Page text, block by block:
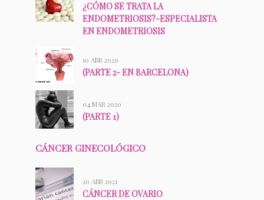
¿CÓMO SE TRATA LA
ENDOMETRIOSIS?-ESPECIALISTA
EN ENDOMETRIOSIS
10 ABR 2020
(PARTE 2- EN BARCELONA)
04 MAR 2020
(PARTE 1)
CÁNCER GINECOLÓGICO
20 ABR 2021
CÁNCER DE OVARIO